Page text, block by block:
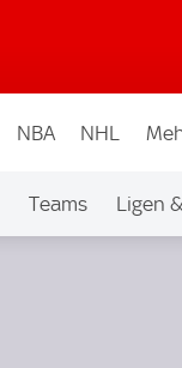
NBA NHL
Teams Ligen